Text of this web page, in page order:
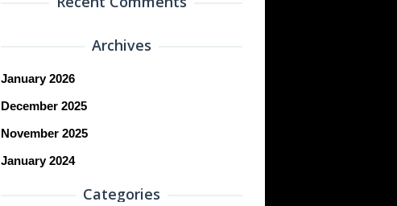
Archives
January 2026
December 2025
November 2025
January 2024
Categories